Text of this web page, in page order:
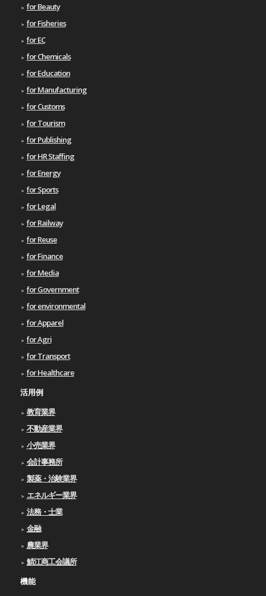
for Beauty
for Fisheries
for EC
for Chemicals
for Education
for Manufacturing
for Customs
for Tourism
for Publishing
for HR Staffing
for Energy
for Sports
for Legal
for Railway
for Reuse
for Finance
for Media
for Government
for environmental
for Apparel
for Agri
for Transport
for Healthcare
活用例
教育業界
不動産業界
小売業界
会計事務所
製薬・治験業界
エネルギー業界
法務・士業
金融
農業界
鯖江商工会議所
機能